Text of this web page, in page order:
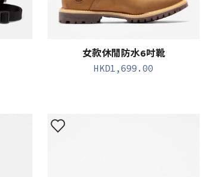
女款休閒防水6吋靴
HKD1,699.00